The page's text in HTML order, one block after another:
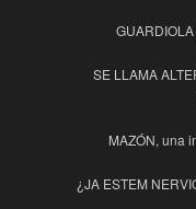
SE LLAMA
MAZÓN, una
¿JA ESTEM